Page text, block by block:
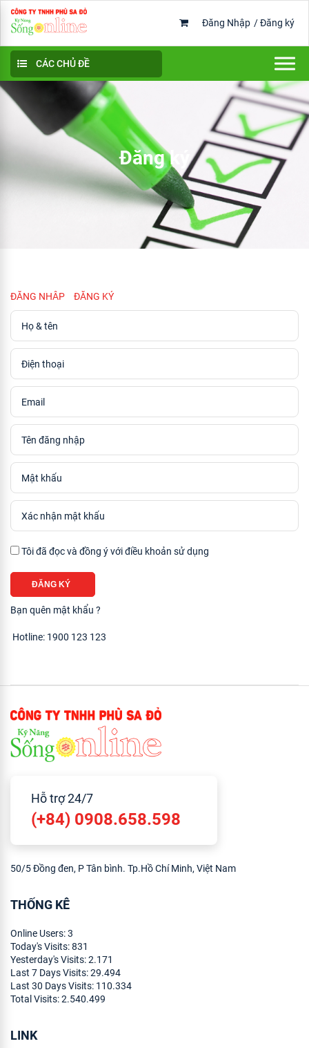
Đăng Nhập /Đăng ký
CÁC CHỦ ĐỀ
Đăng ký
ĐĂNG NHÂP ĐĂNG KÝ
Tôi đã đọc và đồng ý vớiđiều khoản sử dụng
ĐĂNG KÝ
Bạn quên mật khẩu ?
Hotline: 1900 123 123
Hỗ trợ 24/7
(+84) 0908.658.598
50/5 Đồng đen, P Tân bình. Tp.Hồ Chí Minh, Việt Nam
THỐNG KÊ
Online Users:3
Today's Visits:831
Yesterday's Visits:2.171
Last 7 Days Visits:29.494
Last 30 Days Visits: 110.334
Total Visits:2.540.499
LINK